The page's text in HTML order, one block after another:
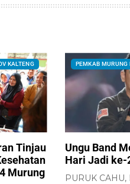
KALTENG
Tinjau
Murung
PEMKAB MURUNG
Ungu Band
Hari Jadi ke-
PURUK